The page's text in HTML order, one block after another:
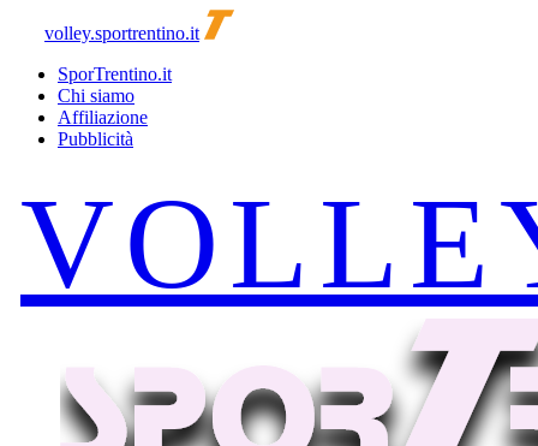
volley.sportrentino.it
SporTrentino.it
Chi siamo
Affiliazione
Pubblicità